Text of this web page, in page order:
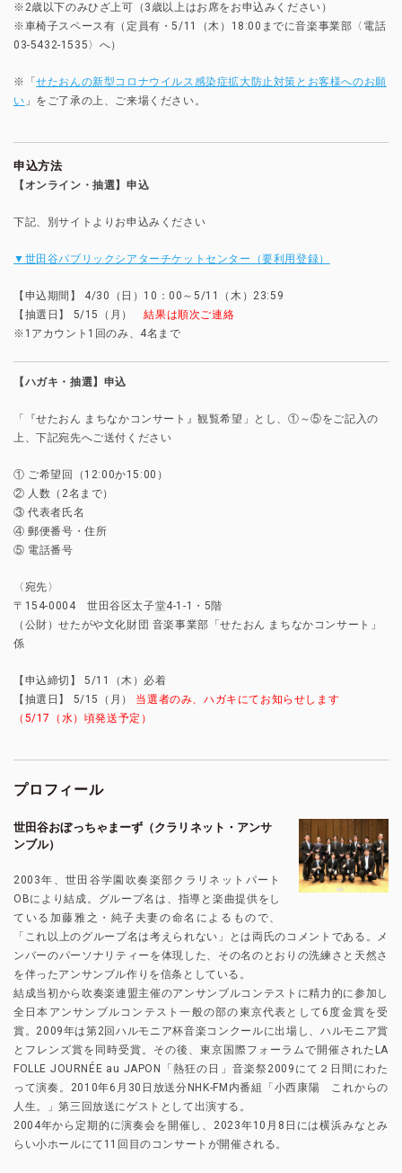
※2歳以下のみひざ上可（3歳以上はお席をお申込みください）
※車椅子スペース有（定員有・5/11（木）18:00までに音楽事業部〈電話
03-5432-1535〉へ）
※「せたおんの新型コロナウイルス感染症拡大防止対策とお客様へのお願
い 」をご了承の上、ご来場ください。
申込方法
【オンライン・抽選】申込
下記、別サイトよりお申込みください
▼世田谷パブリックシアターチケットセンター（要利用登録）
【申込期間】 4/30（日）10：00～5/11（木）23:59
【抽選日】 5/15（月）結果は順次ご連絡
※1アカウント1回のみ、4名まで
【ハガキ・抽選】申込
「『せたおん まちなかコンサート』観覧希望」とし、①～⑤をご記入の
上、下記宛先へご送付ください
① ご希望回（12:00か15:00）
② 人数（2名まで）
③ 代表者氏名
④ 郵便番号・住所
⑤ 電話番号
〈宛先〉
〒154-0004 世田谷区太子堂4-1-1・5階
（公財）せたがや文化財団 音楽事業部「せたおん まちなかコンサート」
係
【申込締切】 5/11（木）必着
【抽選日】 5/15（月） 当選者のみ、ハガキにてお知らせします
（5/17（水）頃発送予定）
プロフィール
世田谷おぼっちゃまーず（クラリネット・アンサ
ンブル）
2003年、世田谷学園吹奏楽部クラリネットパート
OBにより結成。グループ名は、指導と楽曲提供をし
ている加藤雅之・純子夫妻の命名によるもので、
「これ以上のグループ名は考えられない」とは両氏のコメントである。メ
ンバーのパーソナリティーを体現した、その名のとおりの洗練さと天然さ
を伴ったアンサンブル作りを信条としている。
結成当初から吹奏楽連盟主催のアンサンブルコンテストに精力的に参加し
全日本アンサンブルコンテスト一般の部の東京代表として6度金賞を受
賞。2009年は第2回ハルモニア杯音楽コンクールに出場し、ハルモニア賞
とフレンズ賞を同時受賞。その後、東京国際フォーラムで開催されたLA
FOLLE JOURNÉE au JAPON「熱狂の日」音楽祭2009にて２日間にわた
って演奏。2010年6月30日放送分NHK-FM内番組「小西康陽 これからの
人生。」第三回放送にゲストとして出演する。
2004年から定期的に演奏会を開催し、2023年10月8日には横浜みなとみ
らい小ホールにて11回目のコンサートが開催される。